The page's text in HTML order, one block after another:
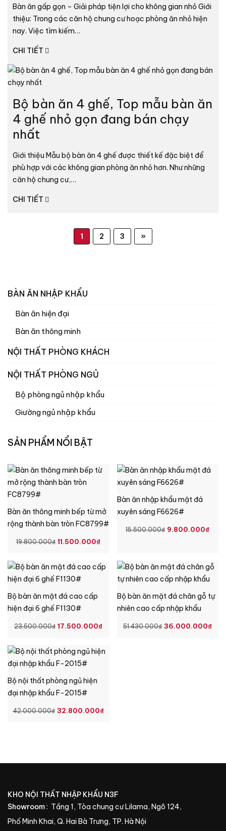
Bàn ăn gấp gọn – Giải pháp tiện lợi cho không gian nhỏ Giới
thiệu: Trong các căn hộ chung cư hoạc phòng ăn nhỏ hiện
nay. Việc tìm kiếm…
CHI TIẾT
Bộ bàn ăn 4 ghế, Top mẫu bàn ăn
4 ghế nhỏ gọn đang bán chạy
nhất
Giới thiệu Mẫu bộ bàn ăn 4 ghế được thiết kế đặc biệt để
phù hợp với các không gian phòng ăn nhỏ hơn. Như những
căn hộ chung cư,…
CHI TIẾT
1 2 3 »
BÀN ĂN NHẬP KHẨU
Bàn ăn hiện đại
Bàn ăn thông minh
NỘI THẤT PHÒNG KHÁCH
NỘI THẤT PHÒNG NGỦ
Bộ phòng ngủ nhập khẩu
Giường ngủ nhập khẩu
SẢN PHẨM NỔI BẬT
Bàn ăn thông minh bếp từ mở
rộng thành bàn tròn FC8799#
19.800.000₫ GIÁ
LÀ:
19.800.000₫.
11.500.000₫GIÁ
TẠI
Bàn ăn nhập khẩu mặt đá
xuyên sáng F6626#
15.500.000₫ GIÁ
15.500.000₫.
9.800.000₫GIÁ
LÀ:
Bộ bàn ăn mặt đá cao cấp
hiện đại 6 ghế F1130#
23.500.000₫ GIÁ
LÀ:
23.500.000₫.
17.500.000₫GIÁ
TẠI
Bộ bàn ăn mặt đá chân gỗ tự
nhiên cao cấp nhập khẩu
51.430.000₫ GIÁ
36.000.000₫
Bộ nội thất phòng ngủ hiện
đại nhập khẩu F-2015#
42.000.000₫ GIÁ
32.800.000₫GIÁ
KHO NỘI THẤT NHẬP KHẨU N3F
Showroom: Tầng 1, Tòa chung cư Lilama, Ngõ 124,
Phố Minh Khai, Q. Hai Bà Trưng, TP. Hà Nội